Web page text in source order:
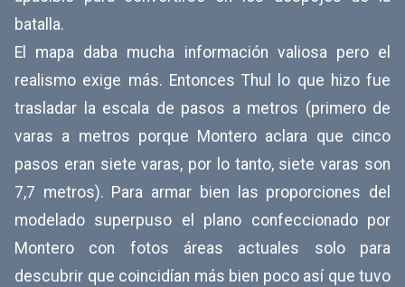
batalla.
El mapa daba mucha información valiosa pero el
realismo exige más. Entonces Thul lo que hizo fue
trasladar la escala de pasos a metros (primero de
varas a metros porque Montero aclara que cinco
pasos eran siete varas, por lo tanto, siete varas son
7,7 metros). Para armar bien las proporciones del
modelado superpuso el plano confeccionado por
Montero con fotos áreas actuales solo para
descubrir que coincidían más bien poco así que tuvo